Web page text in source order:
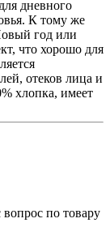
дневного
К тому же
год или
что хорошо для
отеков лица и
хлопка, имеет
по товару